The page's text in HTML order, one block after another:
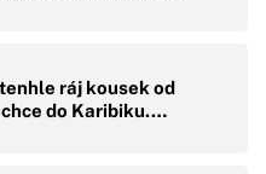
ráj kousek od
do Karibiku.…